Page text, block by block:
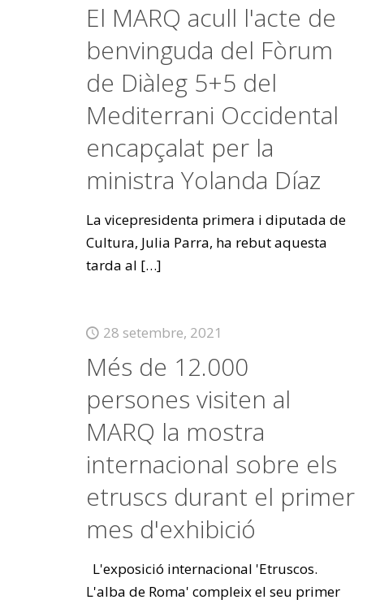
El MARQ acull l'acte de
benvinguda del Fòrum
de Diàleg 5+5 del
Mediterrani Occidental
encapçalat per la
ministra Yolanda Díaz
La vicepresidenta primera i diputada de
Cultura, Julia Parra, ha rebut aquesta
tarda al […]
28 setembre, 2021
Més de 12.000
persones visiten al
MARQ la mostra
internacional sobre els
etruscs durant el primer
mes d'exhibició
L'exposició internacional 'Etruscos.
L'alba de Roma' compleix el seu primer